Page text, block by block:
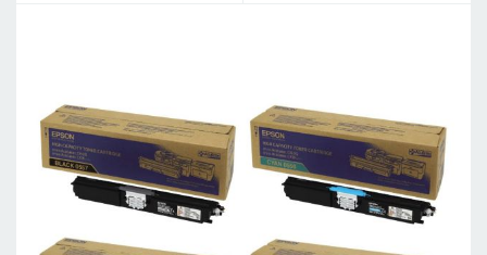
images
gallery